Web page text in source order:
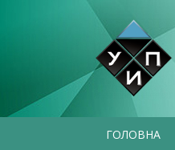
ГОЛОВНА